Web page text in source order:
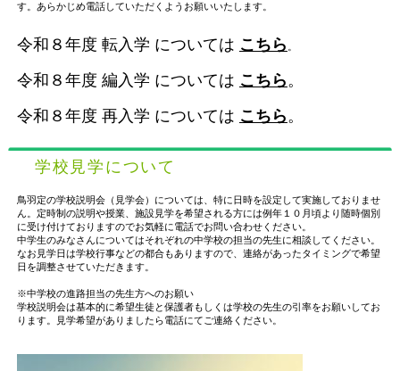
す。あらかじめ電話していただくようお願いいたします。
令和８年度 転入学 については こちら 。
令和８年度 編入学 については こちら 。
令和８年度 再入学 については こちら 。
学校見学について
鳥羽定の学校説明会（見学会）については、特に日時を設定して実施しておりませ
ん。定時制の説明や授業、施設見学を希望される方には例年１０月頃より随時個別
に受け付けておりますのでお気軽に電話でお問い合わせください。
中学生のみなさんについてはそれぞれの中学校の担当の先生に相談してください。
なお見学日は学校行事などの都合もありますので、連絡があったタイミングで希望
日を調整させていただきます。
※中学校の進路担当の先生方へのお願い
学校説明会は基本的に希望生徒と保護者もしくは学校の先生の引率をお願いしてお
ります。見学希望がありましたら電話にてご連絡ください。